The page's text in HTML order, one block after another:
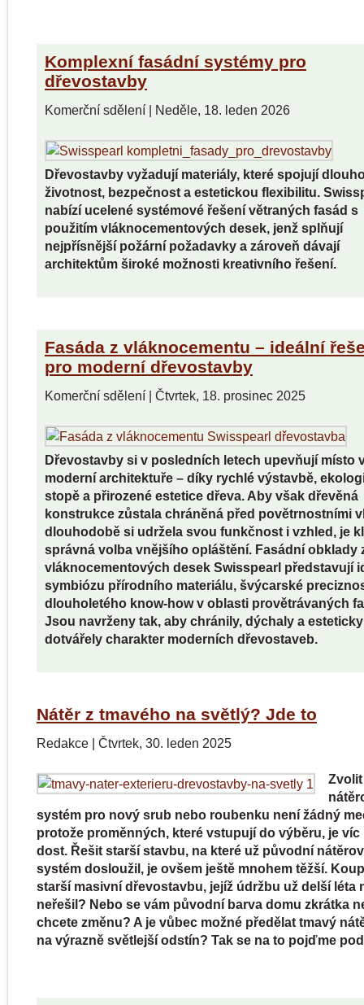
Komplexní fasádní systémy pro
dřevostavby
Komerční sdělení| Neděle, 18. leden 2026
Dřevostavby vyžadují materiály, které spojují
životnost, bezpečnost a estetickou flexibilitu.
nabízí ucelené systémové řešení větraných fasád s
použitím vláknocementových desek, jenž splňují
nejpřísnější požární požadavky a zároveň dávají
architektům široké možnosti kreativního řešení.
Fasáda z vláknocementu – ideální
pro moderní dřevostavby
Komerční sdělení| Čtvrtek, 18. prosinec 2025
Dřevostavby si v posledních letech upevňují místo
moderní architektuře – díky rychlé výstavbě,
stopě a přirozené estetice dřeva. Aby však dřevěná
konstrukce zůstala chráněná před povětrnostními
dlouhodobě si udržela svou funkčnost i vzhled, je
správná volba vnějšího opláštění. Fasádní obklady
vláknocementových desek Swisspearl představují
symbiózu přírodního materiálu, švýcarské
dlouholetého know-how v oblasti provětrávaných
Jsou navrženy tak, aby chránily, dýchaly a esteticky
dotvářely charakter moderních dřevostaveb.
Nátěr z tmavého na světlý? Jde to
Redakce | Čtvrtek, 30. leden 2025
systém pro nový srub nebo roubenku není žádný
protože proměnných, které vstupují do výběru, je víc
dost. Řešit starší stavbu, na které už původní
systém dosloužil, je ovšem ještě mnohem těžší.
starší masivní dřevostavbu, jejíž údržbu už delší léta
neřešil? Nebo se vám původní barva domu zkrátka
chcete změnu? A je vůbec možné předělat tmavý
na výrazně světlejší odstín? Tak se na to pojďme